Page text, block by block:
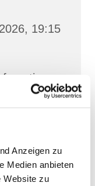
Anzeigen zu
Medien anbieten
Website zu
19:15